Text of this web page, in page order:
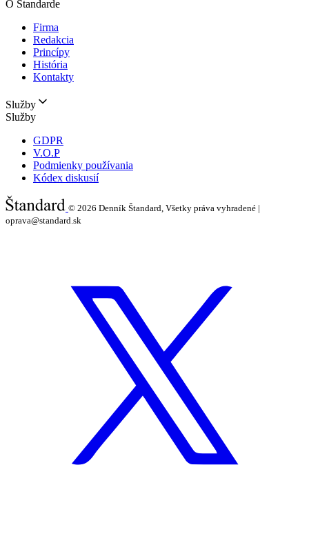
O Štandarde
Firma
Redakcia
Princípy
História
Kontakty
Služby
Služby
GDPR
V.O.P
Podmienky používania
Kódex diskusií
© 2026 Denník Štandard, Všetky práva vyhradené |
oprava@standard.sk